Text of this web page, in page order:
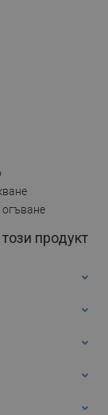
огъване
продукт